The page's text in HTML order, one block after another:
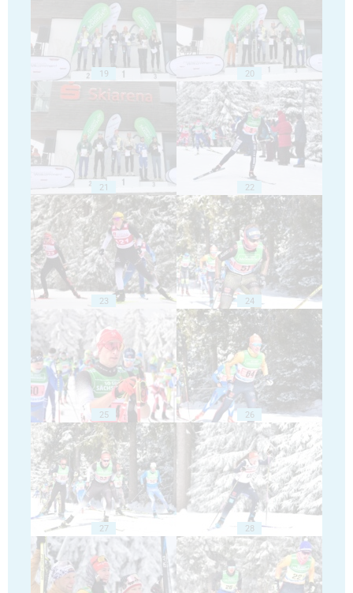
19 20
21 22
23 24
25 26
27 28